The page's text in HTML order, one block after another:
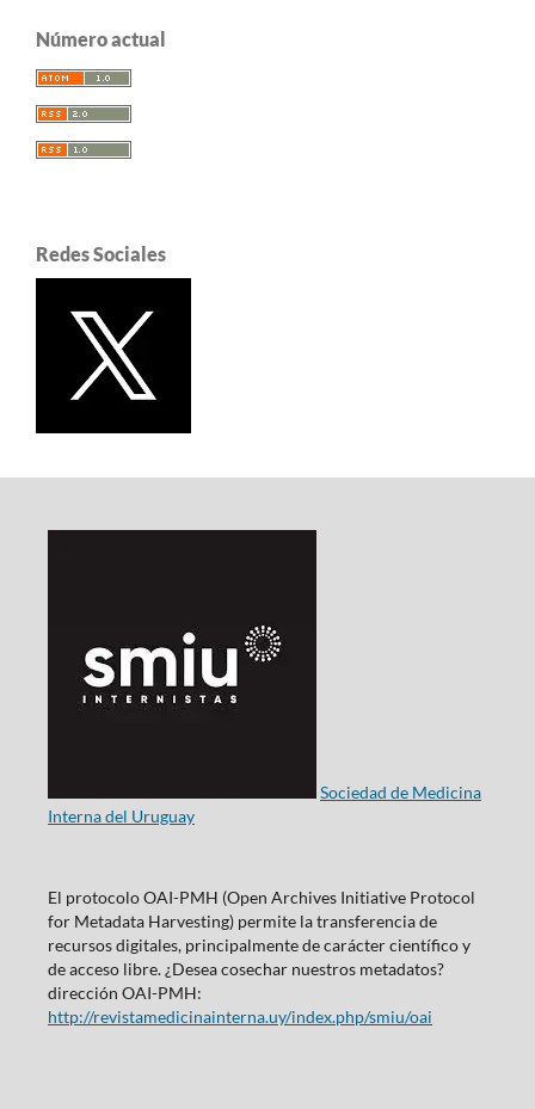
Número actual
Redes Sociales
Sociedad de Medicina
Interna del Uruguay
El protocolo OAI-PMH (Open Archives Initiative Protocol
for Metadata Harvesting) permite la transferencia de
recursos digitales, principalmente de carácter científico y
de acceso libre. ¿Desea cosechar nuestros metadatos?
dirección OAI-PMH:
http://revistamedicinainterna.uy/index.php/smiu/oai